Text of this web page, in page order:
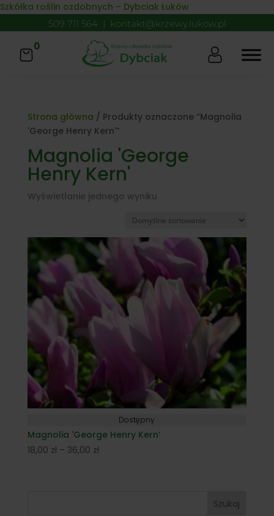
Skip to content
Szkółka roślin ozdobnych – Dybciak Łuków
509 711 564 | kontakt@krzewy.lukow.pl
0
Strona główna / Produkty oznaczone “Magnolia
'George Henry Kern'”
Magnolia 'George
Henry Kern'
Wyświetlanie jednego wyniku
Dostępny
Magnolia 'George Henry Kern’
18,00 zł – 36,00 złZakres
Szukaj